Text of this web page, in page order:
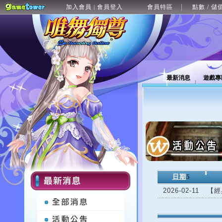
加入會員 | 會員登入 會員特區 點數 / 儲
最新消息 遊戲
日期 5
2026-02-11
【